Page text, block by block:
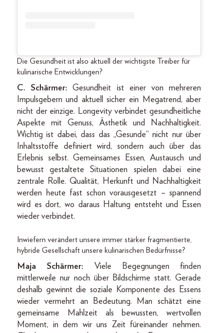
Die Gesundheit ist also aktuell der wichtigste Treiber für
kulinarische Entwicklungen?
C. Schärmer: Gesundheit ist einer von mehreren
Impulsgebern und aktuell sicher ein Megatrend, aber
nicht der einzige. Longevity verbindet gesundheitliche
Aspekte mit Genuss, Ästhetik und Nachhaltigkeit.
Wichtig ist dabei, dass das „Gesunde“ nicht nur über
Inhaltsstoffe definiert wird, sondern auch über das
Erlebnis selbst. Gemeinsames Essen, Austausch und
bewusst gestaltete Situationen spielen dabei eine
zentrale Rolle. Qualität, Herkunft und Nachhaltigkeit
werden heute fast schon vorausgesetzt – spannend
wird es dort, wo daraus Haltung entsteht und Essen
wieder verbindet.
Inwiefern verändert unsere immer stärker fragmentierte,
hybride Gesellschaft unsere kulinarischen Bedürfnisse?
Maja Schärmer: Viele Begegnungen finden
mittlerweile nur noch über Bildschirme statt. Gerade
deshalb gewinnt die soziale Komponente des Essens
wieder vermehrt an Bedeutung. Man schätzt eine
gemeinsame Mahlzeit als bewussten, wertvollen
Moment, in dem wir uns Zeit füreinander nehmen.